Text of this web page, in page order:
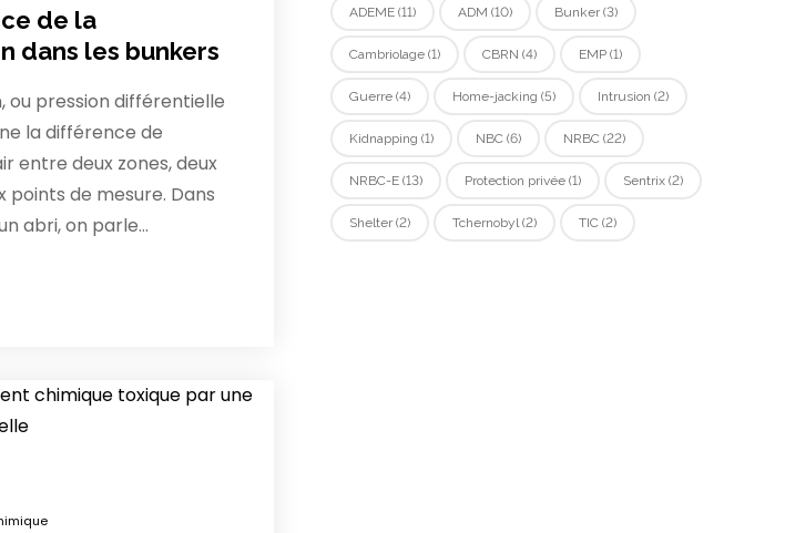
de la
dans les bunkers
ou pression différentielle
la différence de
entre deux zones, deux
points de mesure. Dans
abri, on parle…
ADEME(11) ADM (10) Bunker(3)
Cambriolage(1) CBRN (4) EMP(1)
Guerre(4) Home-jacking (5) Intrusion (2)
Kidnapping (1) NBC(6) NRBC(22)
NRBC-E(13) Protection privée(1) Sentrix(2)
Shelter(2) Tchernobyl (2) TIC(2)